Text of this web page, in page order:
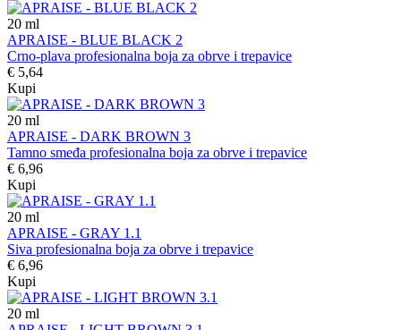
20 ml
APRAISE - BLUE BLACK 2
Crno-plava profesionalna boja za obrve i trepavice
€ 5,64
Kupi
20 ml
APRAISE - DARK BROWN 3
Tamno smeđa profesionalna boja za obrve i trepavice
€ 6,96
Kupi
20 ml
APRAISE - GRAY 1.1
Siva profesionalna boja za obrve i trepavice
€ 6,96
Kupi
20 ml